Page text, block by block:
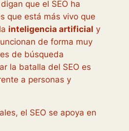
que el SEO ha
que está más vivo que
inteligencia artificial y
de forma muy
de búsqueda
la batalla del SEO es
a personas y
el SEO se apoya en